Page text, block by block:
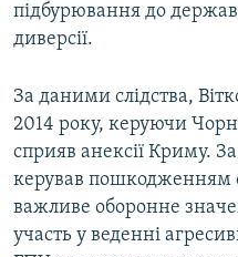
підбурювання до
диверсії.
За даними слідства,
2014 року, керуючи
сприяв анексії Криму.
керував пошкодженням
важливе оборонне
участь у веденні